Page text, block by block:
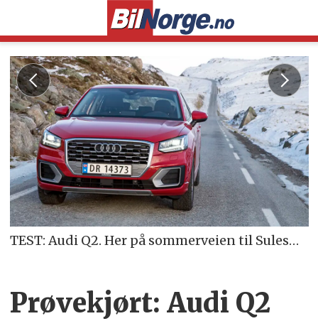
TEST: Audi Q2. Her på sommerveien til Suleskard.
Prøvekjørt: Audi Q2